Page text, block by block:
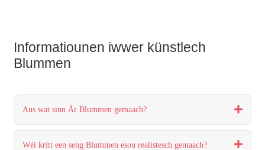
Informatiounen iwwer künstlech
Blummen
Aus wat sinn Är Blummen gemaach?
Wéi kritt een seng Blummen esou realistesch gemaach?